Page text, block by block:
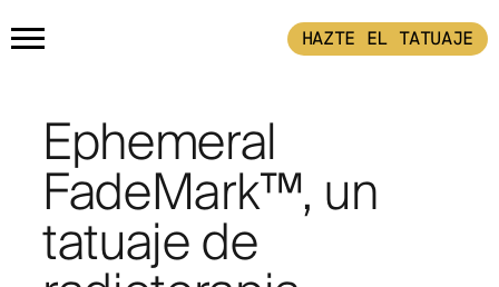
HAZTE EL TATUAJE
PÁGINA PRINCIPAL
PRODUCTOS
HAZTE EL TATUAJE
Ephemeral
FadeMark™, un
tatuaje de